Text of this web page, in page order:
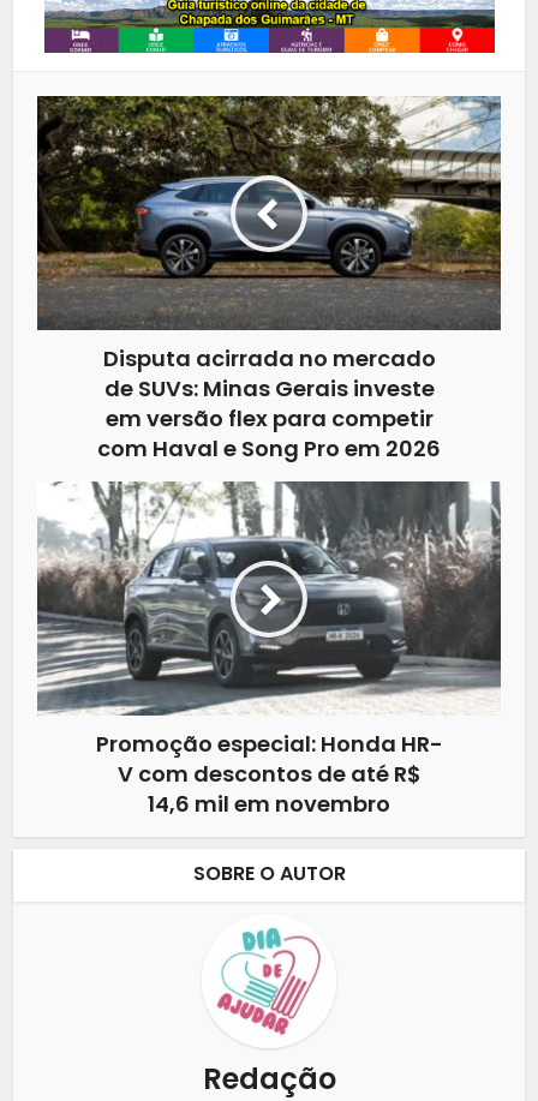
Disputa acirrada no mercado
de SUVs: Minas Gerais investe
em versão flex para competir
com Haval e Song Pro em 2026
Promoção especial: Honda HR-
V com descontos de até R$
14,6 mil em novembro
SOBRE O AUTOR
Redação